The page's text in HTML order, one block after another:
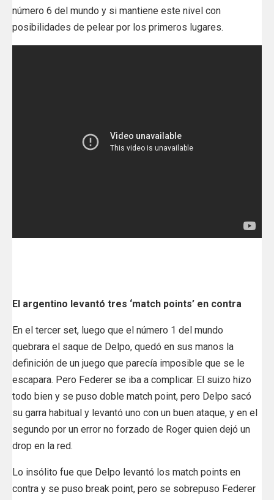
número 6 del mundo y si mantiene este nivel con
posibilidades de pelear por los primeros lugares.
El argentino levantó tres ‘match points’ en contra
En el tercer set, luego que el número 1 del mundo
quebrara el saque de Delpo, quedó en sus manos la
definición de un juego que parecía imposible que se le
escapara. Pero Federer se iba a complicar. El suizo hizo
todo bien y se puso doble match point, pero Delpo sacó
su garra habitual y levantó uno con un buen ataque, y en el
segundo por un error no forzado de Roger quien dejó un
drop en la red.
Lo insólito fue que Delpo levantó los match points en
contra y se puso break point, pero se sobrepuso Federer